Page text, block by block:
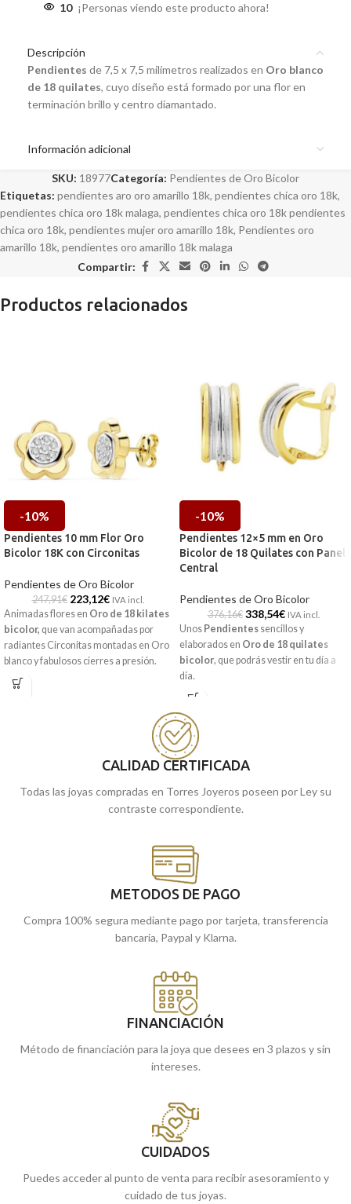
10 ¡Personas viendo este producto ahora!
Descripción
Pendientes de 7,5 x 7,5 milímetros realizados en Oro blanco
de 18 quilates, cuyo diseño está formado por una flor en
terminación brillo y centro diamantado.
Información adicional
SKU: 18977Categoría: Pendientes de Oro Bicolor
Etiquetas: pendientes aro oro amarillo 18k, pendientes chica oro 18k,
pendientes chica oro 18k malaga, pendientes chica oro 18k pendientes
chica oro 18k, pendientes mujer oro amarillo 18k, Pendientes oro
amarillo 18k, pendientes oro amarillo 18k malaga
Compartir:
Productos relacionados
-10%
Pendientes 10 mm Flor Oro
Bicolor 18K con Circonitas
Pendientes de Oro Bicolor
247,91€ 223,12€ IVA incl.
Animadas flores en Oro de 18 kilates
bicolor, que van acompañadas por
radiantes Circonitas montadas en Oro
blanco y fabulosos cierres a presión.
Recógelo en nuestras tiendas de
-10%
Pendientes 12×5 mm en Oro
Bicolor de 18 Quilates con Panel
Central
Pendientes de Oro Bicolor
376,16€ 338,54€ IVA incl.
Unos Pendientes sencillos y
elaborados en Oro de 18 quilates
bicolor, que podrás vestir en tu día a
día.
CALIDAD CERTIFICADA
Todas las joyas compradas en Torres Joyeros poseen por Ley su
contraste correspondiente.
METODOS DE PAGO
Compra 100% segura mediante pago por tarjeta, transferencia
bancaria, Paypal y Klarna.
FINANCIACIÓN
Método de financiación para la joya que desees en 3 plazos y sin
intereses.
CUIDADOS
Puedes acceder al punto de venta para recibir asesoramiento y
cuidado de tus joyas.